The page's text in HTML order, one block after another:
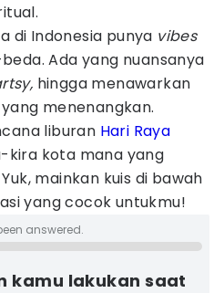
di Indonesia punya vibes
Ada yang nuansanya
hingga menawarkan
yang menenangkan.
liburan Hari Raya
kira kota mana yang
mainkan kuis di bawah
yang cocok untukmu!
answered.
kamu lakukan saat